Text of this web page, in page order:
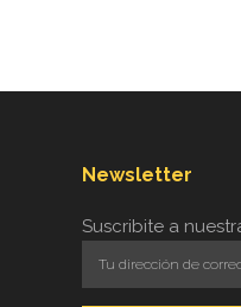
Newsletter
Suscribite a